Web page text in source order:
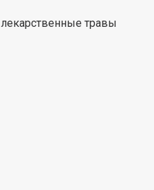
травы